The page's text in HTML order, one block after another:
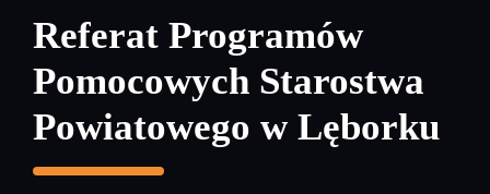
Referat Programów
Pomocowych Starostwa
Powiatowego w Lęborku